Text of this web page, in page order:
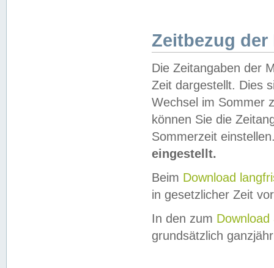
Zeitbezug der
Die Zeitangaben der
Zeit dargestellt. Dies
Wechsel im Sommer
können Sie die
Sommerzeit
eingestellt.
Beim Download
in gesetzlicher Zeit
In den zum Download
grundsätzlich